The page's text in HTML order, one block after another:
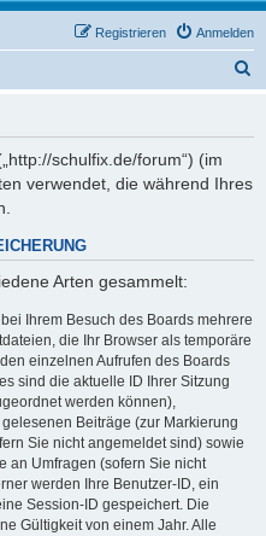
Anmelden
Registrieren
schulfix.de/forum“) (im
verwendet, die während Ihres
Arten gesammelt:
Ihrem Besuch des Boards mehrere
die Ihr Browser als temporäre
einzelnen Aufrufen des Boards
sind die aktuelle ID Ihrer Sitzung
werden können),
Beiträge (zur Markierung
Sie nicht angemeldet sind) sowie
an Umfragen (sofern Sie nicht
werden Ihre Benutzer-ID, ein
Session-ID gespeichert. Die
Gültigkeit von einem Jahr. Alle